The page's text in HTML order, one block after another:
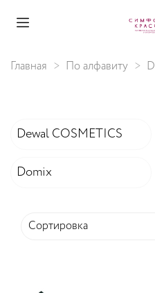
Главная По алфавиту D
Dewal COSMETICS
Domix